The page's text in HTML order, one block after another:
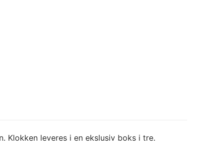
Klokken leveres i en ekslusiv boks i tre.